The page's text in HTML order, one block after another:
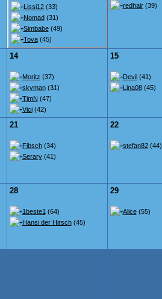
Lissi12(33)
Nomad(31)
Simbabe(49)
Tova(45)
redhair(39)
14
Moritz (37)
skyman(31)
TimN (47)
Vici(42)
15
Devil(41)
Lina08(45)
21
Fibsch(34)
Serary(41)
22
stefan82(44)
28
1beste1 (64)
Hansi der Hirsch(45)
29
Alice(55)